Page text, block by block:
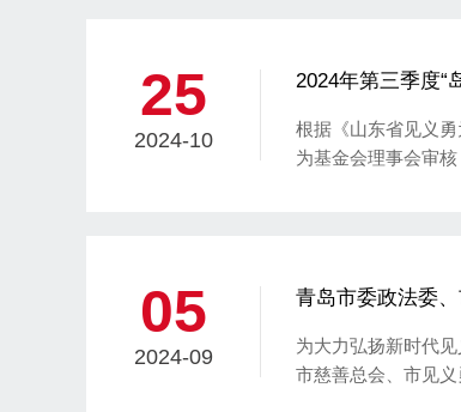
25
2024-10
2024年第三季度“
根据《山东省见义
为基金会理事会审
05
2024-09
青岛市委政法委
为大力弘扬新时代
市慈善总会、市见